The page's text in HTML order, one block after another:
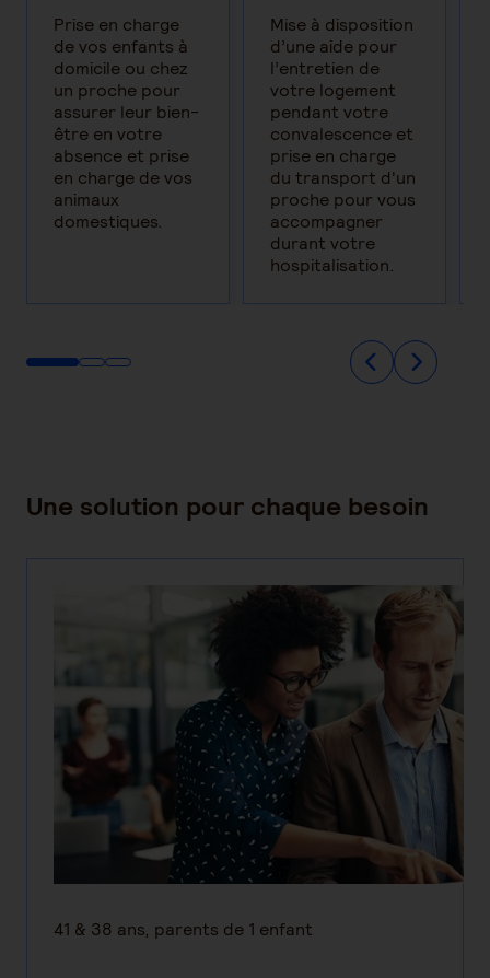
Prise en charge
de vos enfants à
domicile ou chez
un proche pour
assurer leur bien-
être en votre
absence et prise
en charge de vos
animaux
domestiques.
Mise à disposition
d’une aide pour
l’entretien de
votre logement
pendant votre
convalescence et
prise en charge
du transport d'un
proche pour vous
accompagner
durant votre
hospitalisation.
Une solution pour chaque besoin
41 & 38 ans, parents de 1 enfant